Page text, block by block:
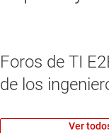
Foros de TI
de los
Ver